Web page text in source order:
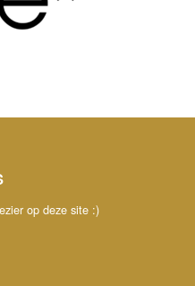
op deze site :)